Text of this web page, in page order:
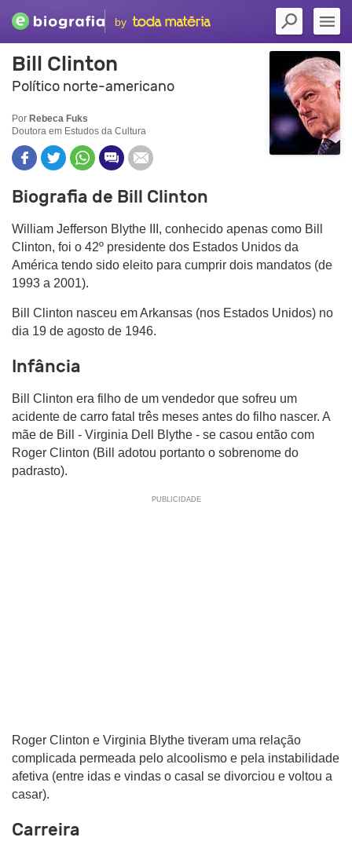
by
Bill Clinton
Político norte-americano
Por Rebeca Fuks
Doutora em Estudos da Cultura
Biografia de Bill Clinton
William Jefferson Blythe III, conhecido apenas como Bill
Clinton, foi o 42º presidente dos Estados Unidos da
América tendo sido eleito para cumprir dois mandatos (de
1993 a 2001).
Bill Clinton nasceu em Arkansas (nos Estados Unidos) no
dia 19 de agosto de 1946.
Infância
Bill Clinton era filho de um vendedor que sofreu um
acidente de carro fatal três meses antes do filho nascer. A
mãe de Bill - Virginia Dell Blythe - se casou então com
Roger Clinton (Bill adotou portanto o sobrenome do
padrasto).
Roger Clinton e Virginia Blythe tiveram uma relação
complicada permeada pelo alcoolismo e pela instabilidade
afetiva (entre idas e vindas o casal se divorciou e voltou a
casar).
Carreira